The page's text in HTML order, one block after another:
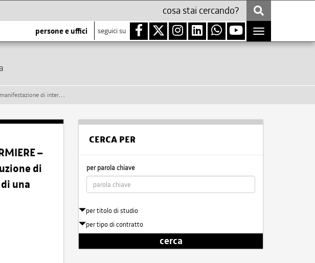
persone e uffici seguici su
Toggle
navigation
– formazione di una graduatoria
–
di
una
CERCA PER
per parola chiave
per titolo di studio
per tipo di contratto
cerca